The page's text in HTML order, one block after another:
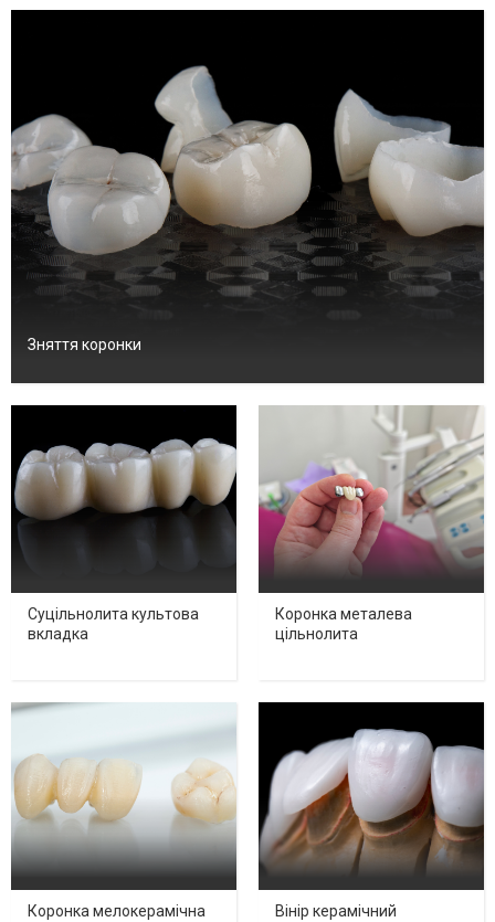
Зняття коронки
Суцільнолита культова
вкладка
Коронка металева
цільнолита
Коронка мелокерамічна Вінір керамічний